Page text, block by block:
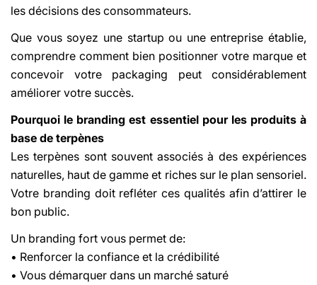
les décisions des consommateurs.
Que vous soyez une startup ou une entreprise établie,
comprendre comment bien positionner votre marque et
concevoir votre packaging peut considérablement
améliorer votre succès.
Pourquoi le branding est essentiel pour les produits à
base de terpènes
Les terpènes sont souvent associés à des expériences
naturelles, haut de gamme et riches sur le plan sensoriel.
Votre branding doit refléter ces qualités afin d’attirer le
bon public.
Un branding fort vous permet de:
• Renforcer la confiance et la crédibilité
• Vous démarquer dans un marché saturé